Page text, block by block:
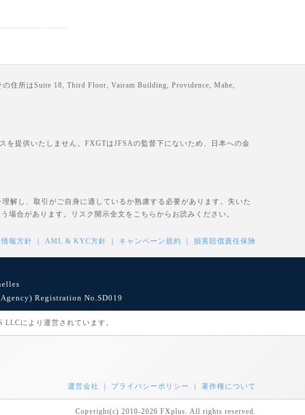
住所はSuite 18, Third Floor, Vairam Building, Providence, Mahe,
提供いたしません。FXGTはJFSAの監督下にないため、日本への金
解し、取引がご自身に適しているか熟慮する必要があります。失いた
場合があります。リスク開示全文を こちら からお読みください。
報方針 AML & KYC方針 キャンペーン規約 損害賠償責任保険
Registration No.SD019
により運営されています。
運営会社 プライバシーポリシー 著作権について
Copyright(c) 2010-2026 FXplus. All rights reserved.